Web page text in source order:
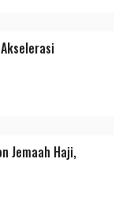
Jemaah Haji,